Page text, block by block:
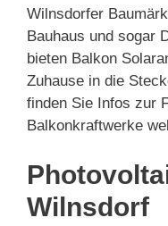
Wilnsdorfer
Bauhaus und sogar
bieten Balkon
Zuhause in die
finden Sie Infos zur
Balkonkraftwerke
Wilnsdorf